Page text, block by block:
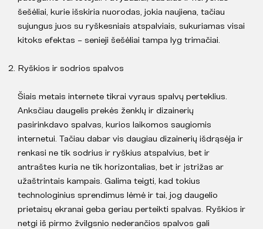
šešėliai, kurie išskiria nuorodas, jokia naujiena, tačiau
sujungus juos su ryškesniais atspalviais, sukuriamas visai
kitoks efektas – senieji šešėliai tampa lyg trimačiai.
Ryškios ir sodrios spalvos
Šiais metais internete tikrai vyraus spalvų perteklius.
Anksčiau daugelis prekės ženklų ir dizainerių
pasirinkdavo spalvas, kurios laikomos saugiomis
internetui. Tačiau dabar vis daugiau dizainerių išdrąsėja ir
renkasi ne tik sodrius ir ryškius atspalvius, bet ir
antraštes kuria ne tik horizontalias, bet ir įstrižas ar
užaštrintais kampais. Galima teigti, kad tokius
technologinius sprendimus lėmė ir tai, jog daugelio
prietaisų ekranai geba geriau perteikti spalvas. Ryškios ir
netgi iš pirmo žvilgsnio nederančios spalvos gali